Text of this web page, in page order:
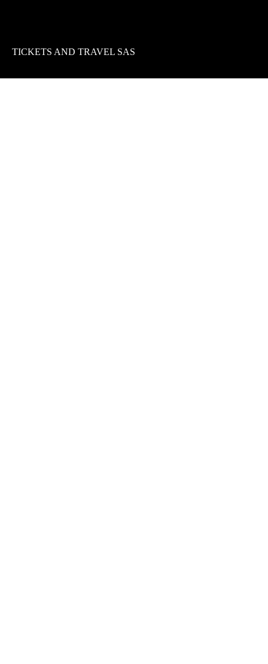
TICKETS AND TRAVEL SAS